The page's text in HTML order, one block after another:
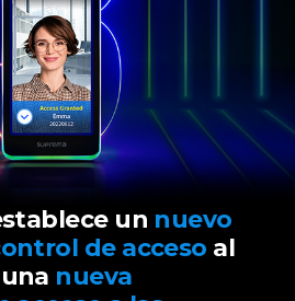
un nuevo
de acceso al
nueva